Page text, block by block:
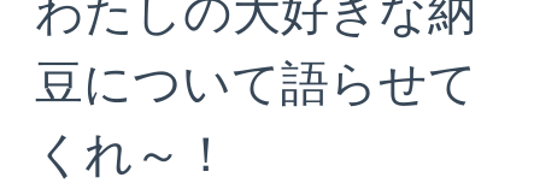
豆について語らせて
くれ～！